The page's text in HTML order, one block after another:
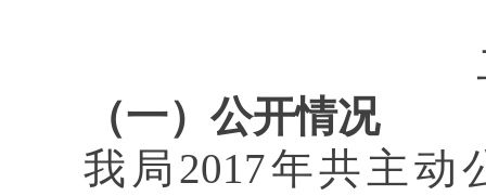
（一）公开情况
我局2017年共主动